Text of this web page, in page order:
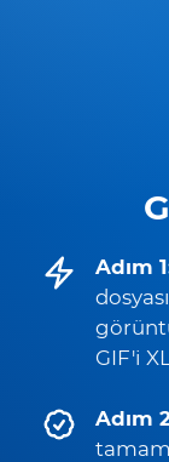
Adım
GIF'i
Adım